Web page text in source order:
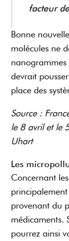
facteur
Bonne
molécules ne
nanogrammes
devrait
place des
Source :
le 8 avril et le
Uhart
Les
Concernant
provenant du
médicaments.
pourrez ainsi